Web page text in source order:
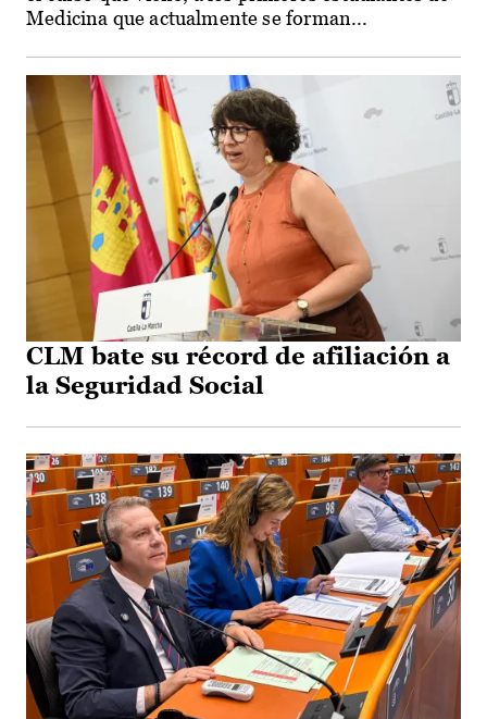
Medicina que actualmente se forman...
CLM bate su récord de afiliación a
la Seguridad Social